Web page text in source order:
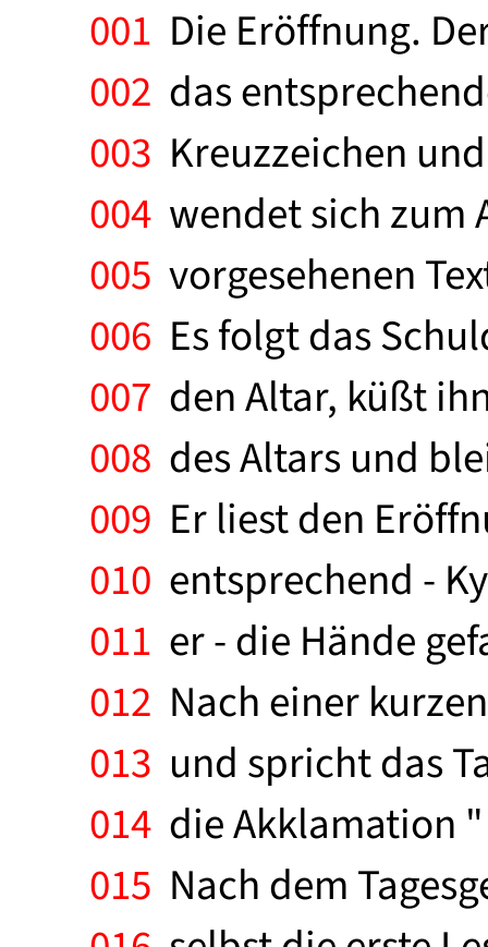
001 Die Eröffnung.
002 das
003 Kreuzzeichen
004 wendet sich
005 vorgesehenen
006 Es folgt das
007 den Altar, küßt
008 des Altars und
009 Er liest den
010 entsprechend -
011 er - die Hände
012 Nach einer
013 und spricht das
014 die Akklamation
015 Nach dem